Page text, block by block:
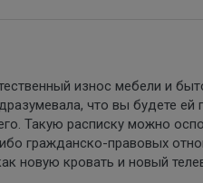
износ мебели и
что вы будете ей
Такую расписку можно
гражданско-правовых
новую кровать и новый